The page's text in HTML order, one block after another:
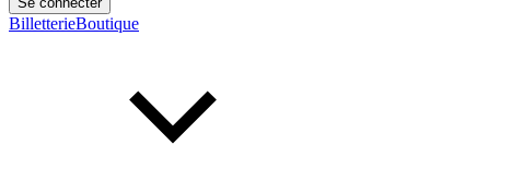
BilletterieBoutique